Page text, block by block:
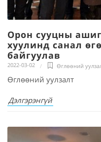
Орон сууцны
хуулинд санал
байгуулав
2022-03-02 Өглөөний
Өглөөний уулзалт
Дэлгэрэнгүй